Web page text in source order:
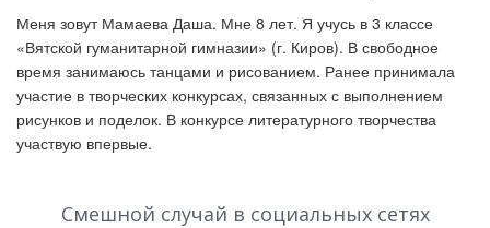
Меня зовут Мамаева Даша. Мне 8 лет. Я учусь в 3 классе
«Вятской гуманитарной гимназии» (г. Киров). В свободное
время занимаюсь танцами и рисованием. Ранее принимала
участие в творческих конкурсах, связанных с выполнением
рисунков и поделок. В конкурсе литературного творчества
участвую впервые.
Смешной случай в социальных сетях